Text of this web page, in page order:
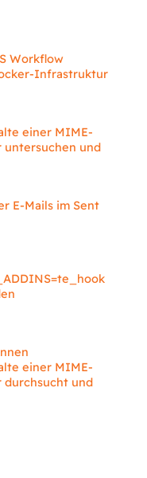
Workflow
Infrastruktur
einer MIME-
untersuchen und
E-Mails im Sent
einer MIME-
durchsucht und